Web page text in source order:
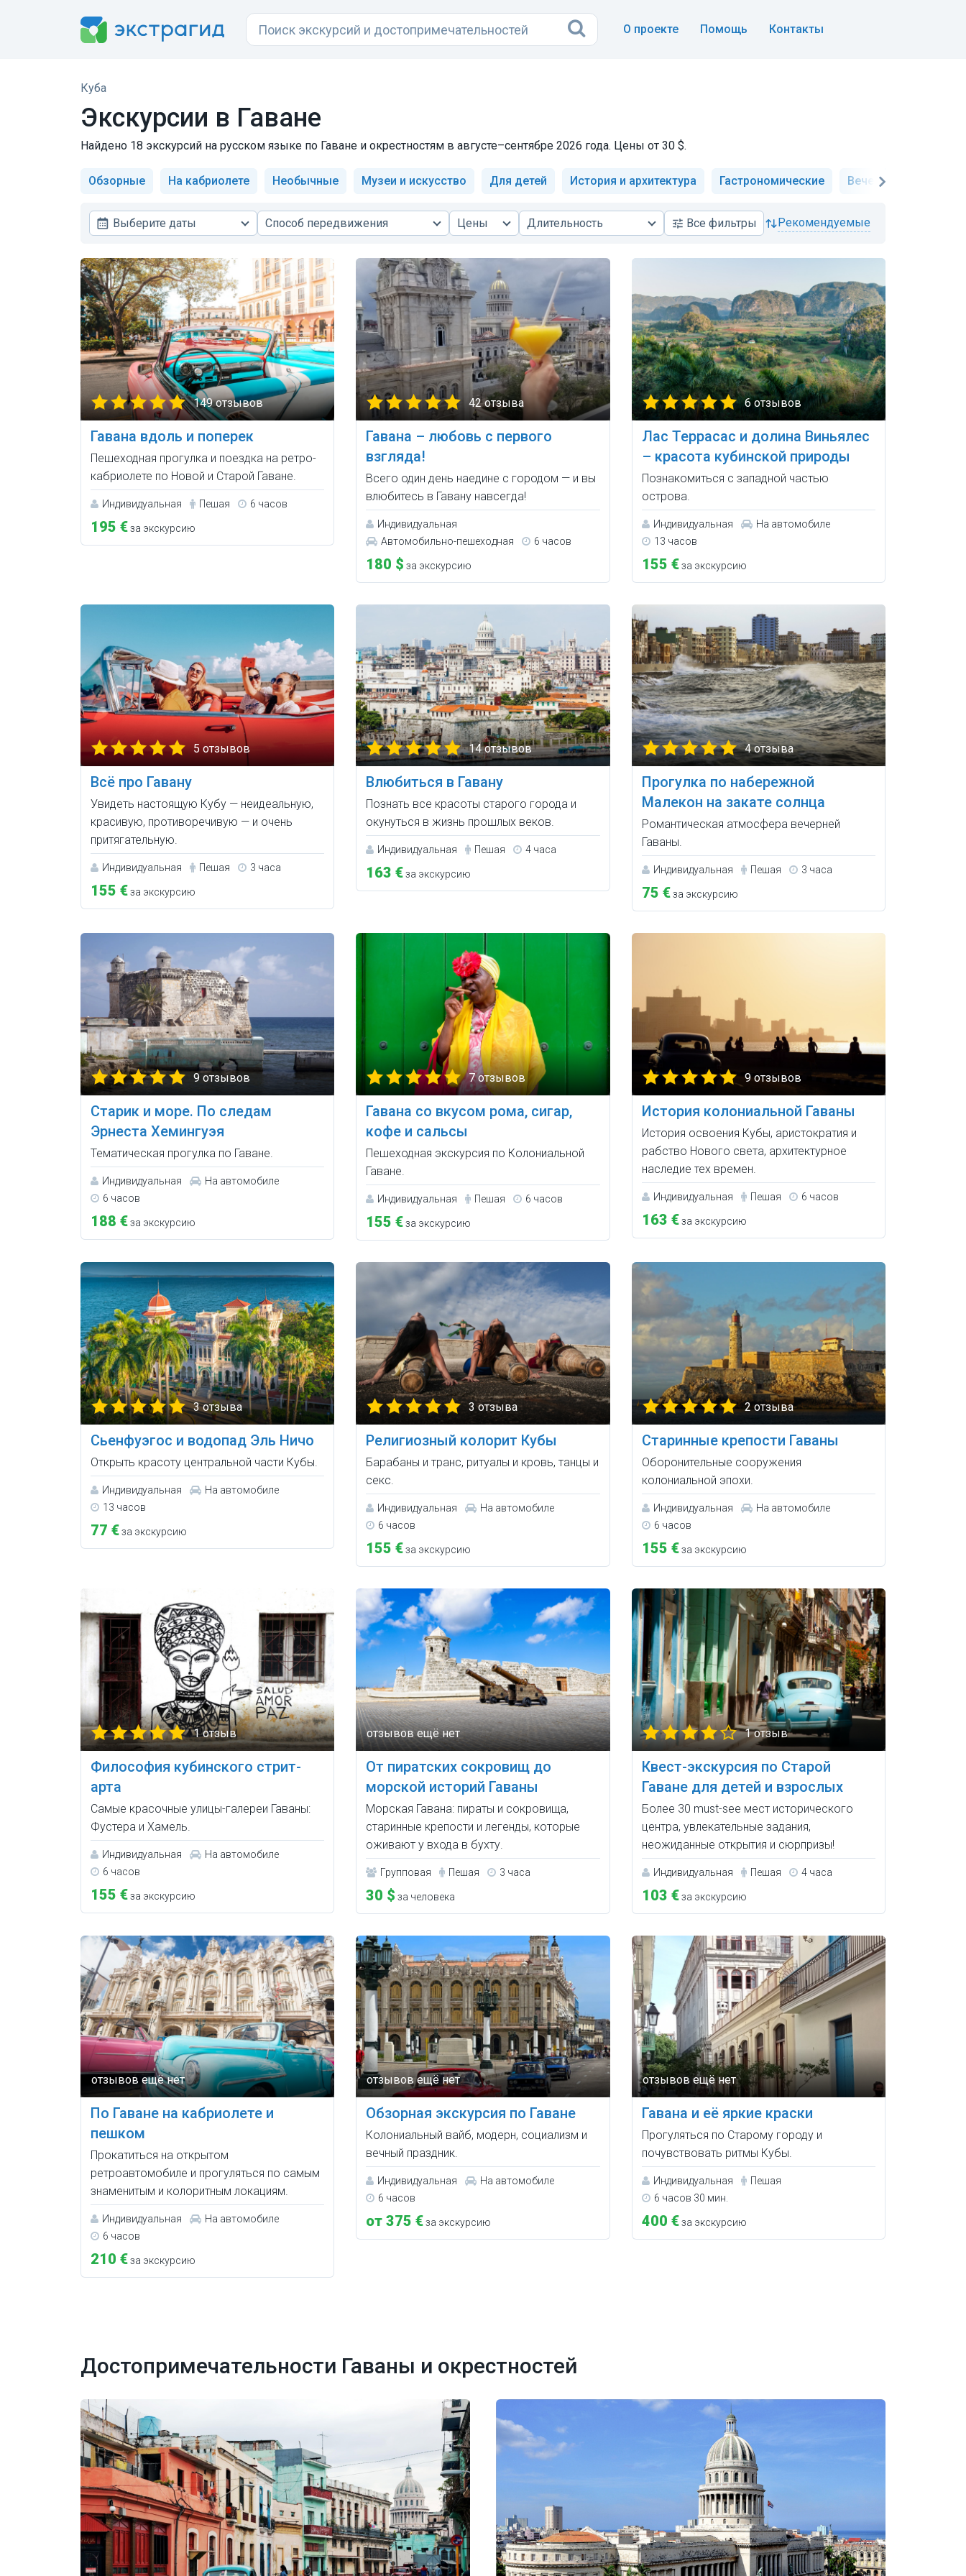
О проекте Помощь Контакты
Куба
Экскурсии в Гаване
Найдено 18 экскурсий на русском языке по Гаване и окрестностям в августе–сентябре 2026 года. Цены от 30 $.
Обзорные На кабриолете Необычные Музеи и искусство Для детей История и архитектура Гастрономические Вечерние
Выберите даты Способ передвижения Цены Длительность Все фильтры рекомендуемые
149 отзывов
Гавана вдоль и поперек
Пешеходная прогулка и поездка на ретро-
кабриолете по Новой и Старой Гаване.
Индивидуальная Пешая 6 часов
195 €за экскурсию
42 отзыва
Гавана – любовь с первого
взгляда!
Всего один день наедине с городом — и вы
влюбитесь в Гавану навсегда!
Индивидуальная
Автомобильно-пешеходная
6 часов
180 $ за экскурсию
6 отзывов
Лас Террасас и долина Виньялес
– красота кубинской природы
Познакомиться с западной частью
острова.
Индивидуальная
На автомобиле
13 часов
155 €за экскурсию
5 отзывов
Всё про Гавану
Увидеть настоящую Кубу — неидеальную,
красивую, противоречивую — и очень
притягательную.
Индивидуальная Пешая 3 часа
155 €за экскурсию
14 отзывов
Влюбиться в Гавану
Познать все красоты старого города и
окунуться в жизнь прошлых веков.
Индивидуальная Пешая 4 часа
163 €за экскурсию
4 отзыва
Прогулка по набережной
Малекон на закате солнца
Романтическая атмосфера вечерней
Гаваны.
Индивидуальная Пешая 3 часа
75 €за экскурсию
9 отзывов
Старик и море. По следам
Эрнеста Хемингуэя
Тематическая прогулка по Гаване.
Индивидуальная
На автомобиле
6 часов
188 €за экскурсию
7 отзывов
Гавана со вкусом рома, сигар,
кофе и сальсы
Пешеходная экскурсия по Колониальной
Гаване.
Индивидуальная Пешая 6 часов
155 €за экскурсию
9 отзывов
История колониальной Гаваны
История освоения Кубы, аристократия и
рабство Нового света, архитектурное
наследие тех времен.
Индивидуальная Пешая 6 часов
163 €за экскурсию
3 отзыва
Сьенфуэгос и водопад Эль Ничо
Открыть красоту центральной части Кубы.
Индивидуальная
На автомобиле
13 часов
77 €за экскурсию
3 отзыва
Религиозный колорит Кубы
Барабаны и транс, ритуалы и кровь, танцы и
секс.
Индивидуальная
На автомобиле
6 часов
155 €за экскурсию
2 отзыва
Старинные крепости Гаваны
Оборонительные сооружения
колониальной эпохи.
Индивидуальная
На автомобиле
6 часов
155 €за экскурсию
1 отзыв
Философия кубинского стрит-
арта
Самые красочные улицы-галереи Гаваны:
Фустера и Хамель.
Индивидуальная
На автомобиле
6 часов
155 €за экскурсию
От пиратских сокровищ до
морской историй Гаваны
Морская Гавана: пираты и сокровища,
старинные крепости и легенды, которые
оживают у входа в бухту.
Групповая Пешая 3 часа
30 $ за человека
1 отзыв
Квест-экскурсия по Старой
Гаване для детей и взрослых
Более 30 must-see мест исторического
центра, увлекательные задания,
неожиданные открытия и сюрпризы!
Индивидуальная Пешая 4 часа
103 €за экскурсию
По Гаване на кабриолете и
пешком
Прокатиться на открытом
ретроавтомобиле и прогуляться по самым
знаменитым и колоритным локациям.
Индивидуальная
На автомобиле
6 часов
210 €за экскурсию
Обзорная экскурсия по Гаване
Колониальный вайб, модерн, социализм и
вечный праздник.
Индивидуальная
На автомобиле
6 часов
от 375 €за экскурсию
Гавана и её яркие краски
Прогуляться по Старому городу и
почувствовать ритмы Кубы.
Индивидуальная
Пешая
6 часов 30 мин.
400 €за экскурсию
Достопримечательности Гаваны и окрестностей